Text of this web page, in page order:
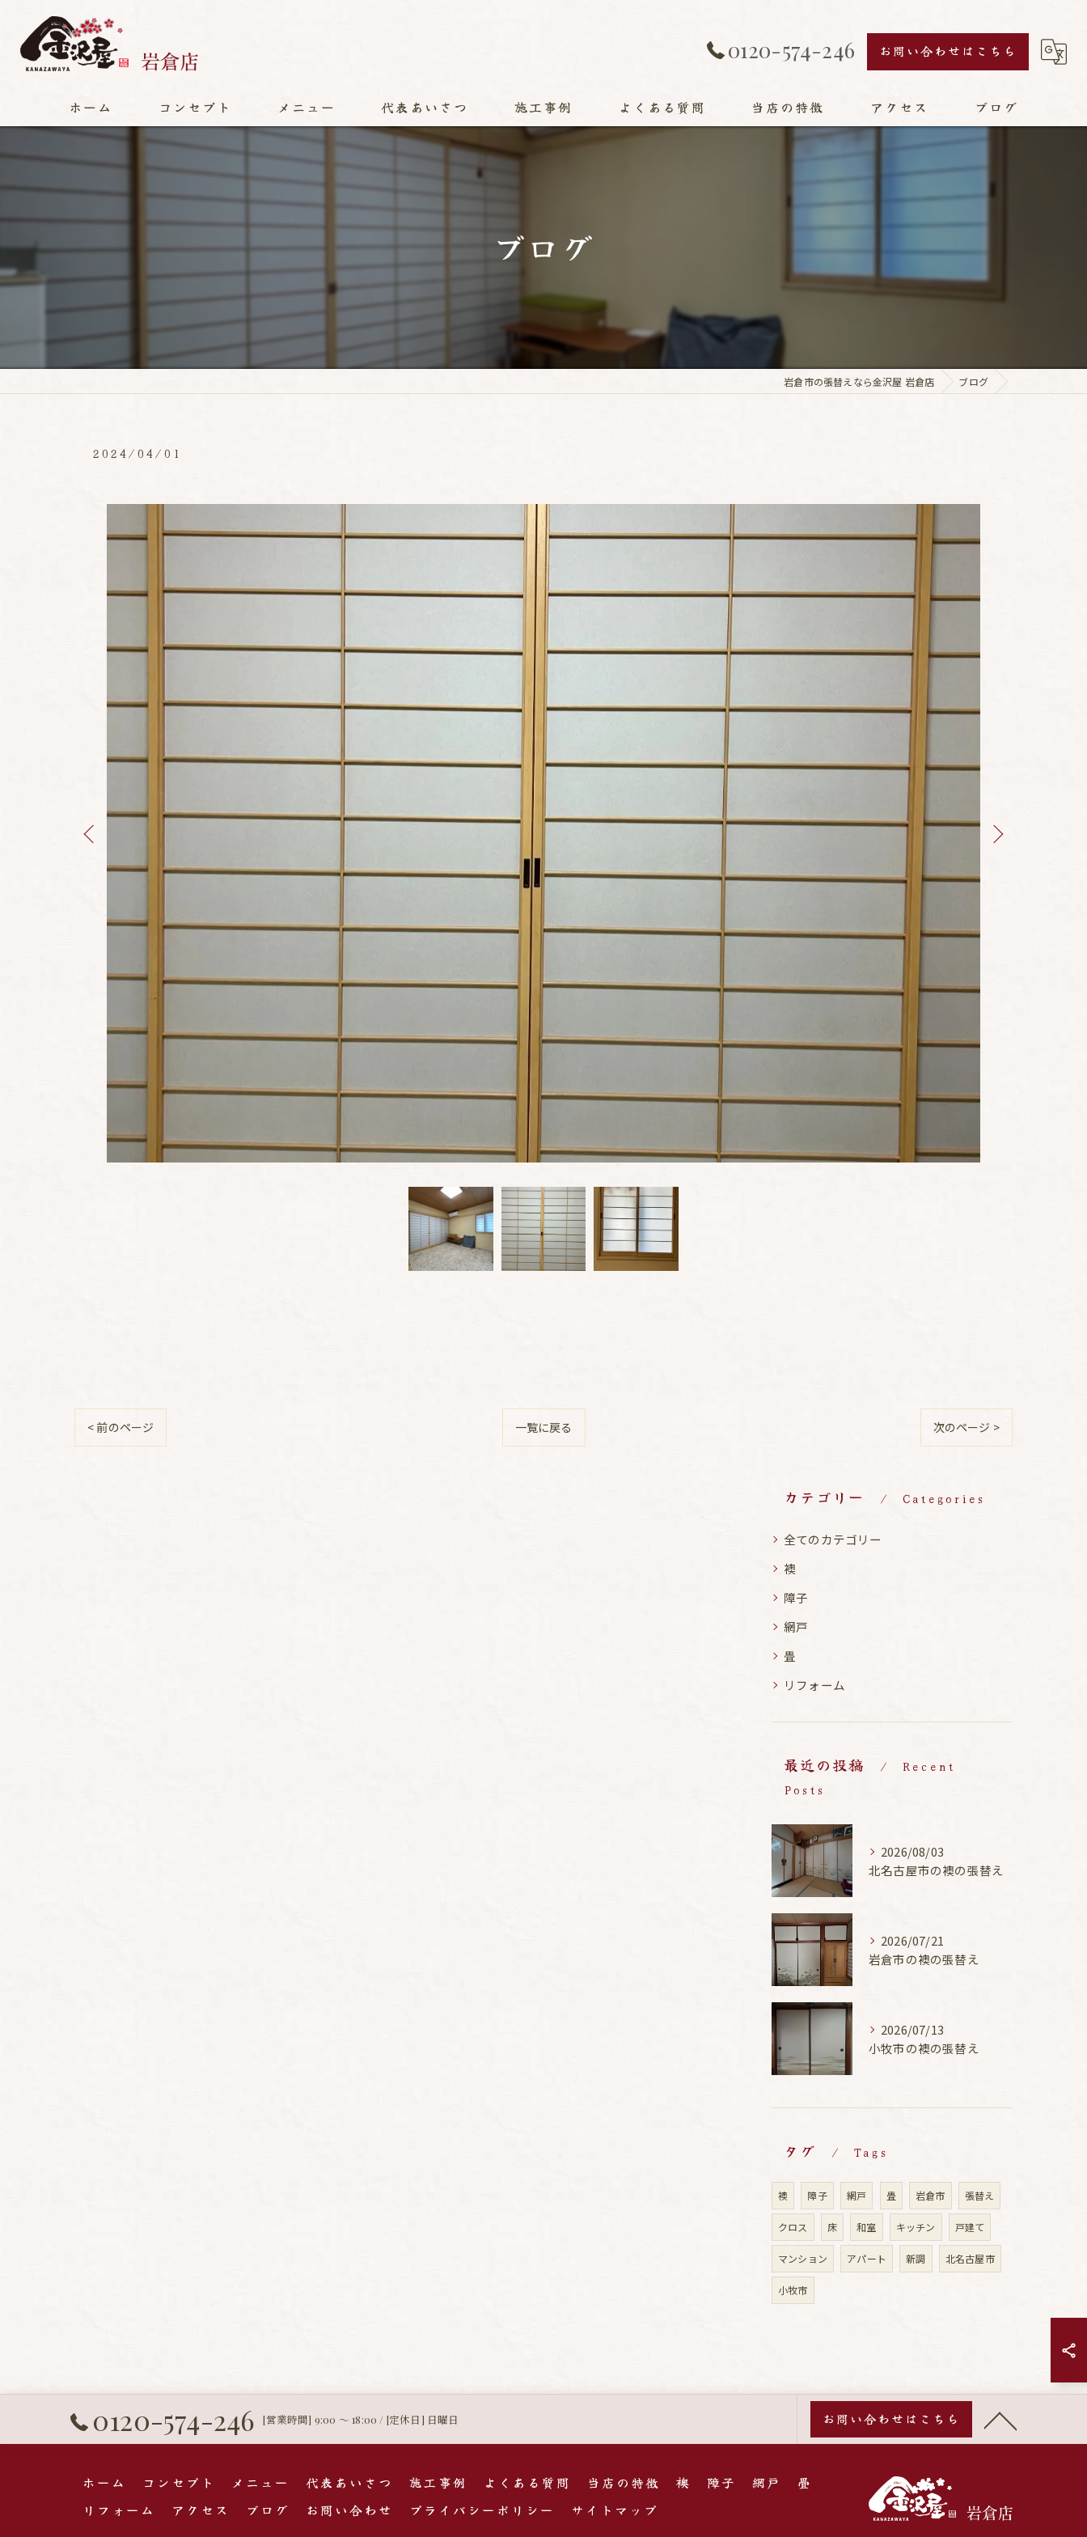
0120-574-246 お問い合わせはこちら
ホーム コンセプト メニュー 代表あいさつ 施工事例 よくある質問 当店の特徴
リフォーム
アクセス ブログ
ブログ
岩倉市の張替えなら金沢屋 岩倉店 ブログ
2024/04/01
< 前のページ 一覧に戻る 次のページ >
カテゴリー Categories
全てのカテゴリー
襖
障子
網戸
畳
リフォーム
最近の投稿
Recent
Posts
2026/08/03
北名古屋市の襖の張替え
2026/07/21
岩倉市の襖の張替え
2026/07/13
小牧市の襖の張替え
タグ Tags
襖 障子 網戸 畳 岩倉市 張替え
クロス 床 和室 キッチン 戸建て
マンション アパート 新調 北名古屋市
小牧市
0120-574-246 [営業時間] 9:00 〜 18:00 / [定休日] 日曜日 お問い合わせはこちら
ホーム コンセプト メニュー 代表あいさつ 施工事例 よくある質問 当店の特徴 襖 障子 網戸
畳
リフォーム
アクセス ブログ お問い合わせ プライバシーポリシー サイトマップ